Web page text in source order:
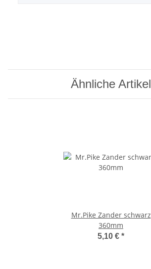
Ähnliche Artikel
Mr.Pike Zander schwarz
360mm
5,10 € *